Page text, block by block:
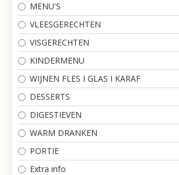
MENU'S
VLEESGERECHTEN
VISGERECHTEN
KINDERMENU
WIJNEN FLES I GLAS I KARAF
DESSERTS
DIGESTIEVEN
WARM DRANKEN
PORTIE
Extra info